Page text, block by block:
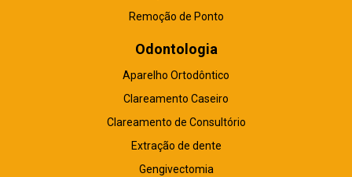
Remoção de Ponto
Odontologia
Aparelho Ortodôntico
Clareamento Caseiro
Clareamento de Consultório
Extração de dente
Gengivectomia